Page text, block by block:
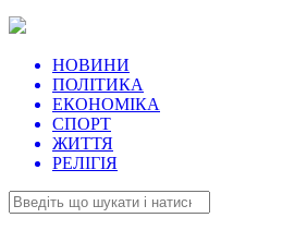
НОВИНИ
ПОЛІТИКА
ЕКОНОМІКА
СПОРТ
ЖИТТЯ
РЕЛІГІЯ